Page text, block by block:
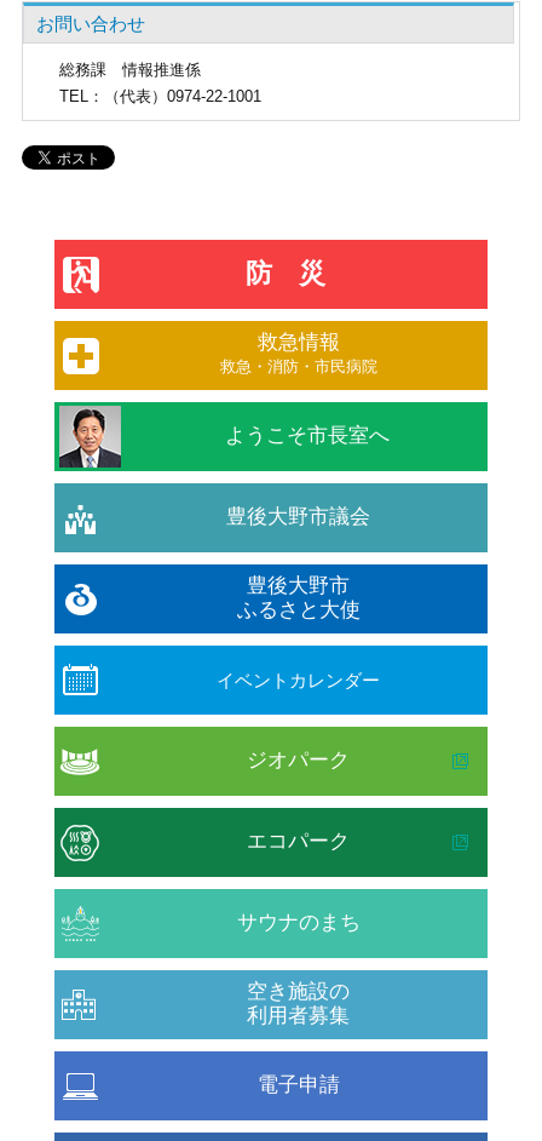
お問い合わせ
総務課
情報推進係
TEL ：（代表）0974-22-1001
防災
救急情報
救急・消防・市民病院
ようこそ市長室へ
豊後大野市議会
豊後大野市
ふるさと大使
イベントカレンダー
ジオパーク
エコパーク
サウナのまち
空き施設の
利用者募集
電子申請